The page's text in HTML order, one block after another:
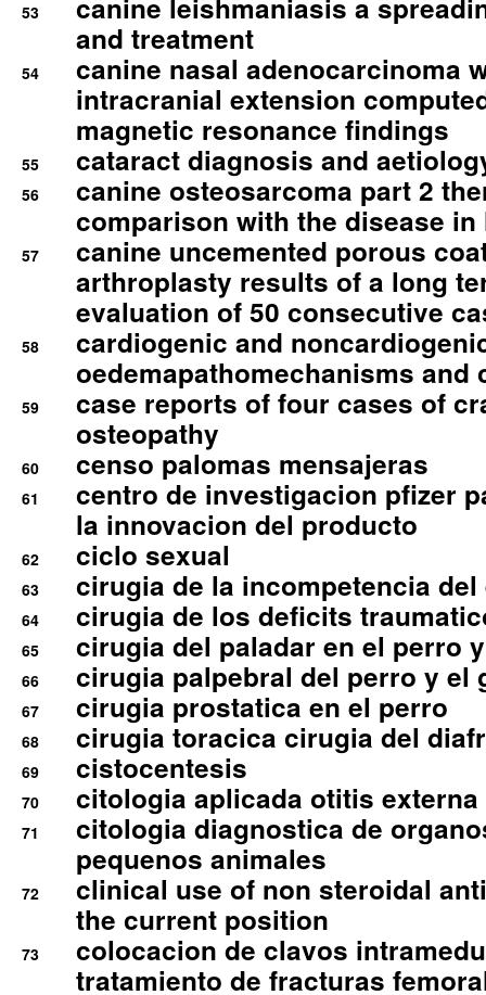
53
canine leishmaniasis a
and treatment
54
canine nasal adenocarcinoma
intracranial extension
magnetic resonance findings
55 cataract diagnosis and
56
canine osteosarcoma part 2
comparison with the disease in
57
canine uncemented porous
arthroplasty results of a long
evaluation of 50 consecutive
58
cardiogenic and
oedemapathomechanisms and
59
case reports of four cases of
osteopathy
60 censo palomas mensajeras
61
centro de investigacion pfizer
la innovacion del producto
62 ciclo sexual
63 cirugia de la incompetencia
64 cirugia de los deficits
65 cirugia del paladar en el perro
66 cirugia palpebral del perro y el
67 cirugia prostatica en el perro
68 cirugia toracica cirugia del
69 cistocentesis
70 citologia aplicada otitis externa
71
citologia diagnostica de
pequenos animales
72
clinical use of non steroidal
the current position
73
colocacion de clavos
tratamiento de fracturas